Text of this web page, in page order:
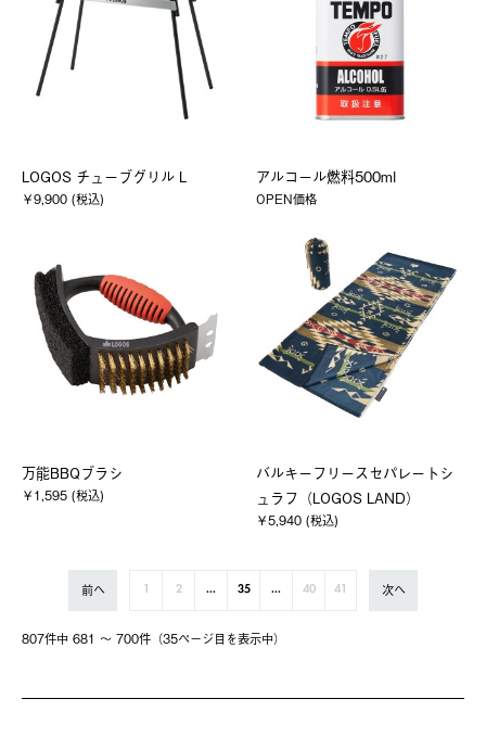
LOGOS チューブグリル L
￥9,900 (税込)
アルコール燃料500ml
OPEN価格
万能BBQブラシ
￥1,595 (税込)
バルキーフリースセパレートシ
ュラフ（LOGOS LAND）
￥5,940 (税込)
807件中 681 〜 700件（35ページ⽬を表⽰中）
前へ 1 2 ... 35 ... 40 41 次へ